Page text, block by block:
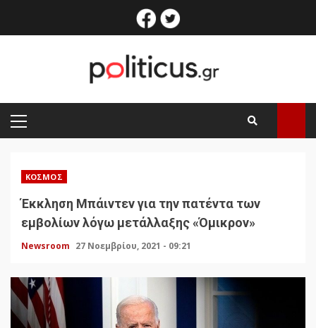
facebook
PRIMARY
MENU
ΚΌΣΜΟΣ
Έκκληση Μπάιντεν για την πατέντα των
εμβολίων λόγω μετάλλαξης «Όμικρον»
Newsroom 27 Νοεμβρίου, 2021 - 09:21